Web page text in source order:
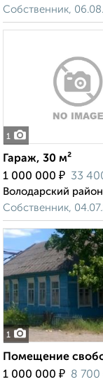
Собственник,
1
Гараж, 30 м²
1 000 000 ₽ 33
Володарский
Собственник,
1
Помещение
1 000 000 ₽ 8 700